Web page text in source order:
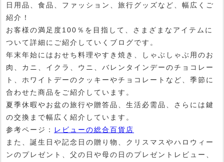
日用品、食品、ファッション、旅行グッズなど、幅広くご
紹介！
お客様の満足度100％を目指して、さまざまなアイテムに
ついて詳細にご紹介していくブログです。
年末年始にはおせち料理やすき焼き、しゃぶしゃぶ用のお
肉、カニ、イクラ、ウニ、バレンタインデーのチョコレー
ト、ホワイトデーのクッキーやチョコレートなど、季節に
合わせた商品をご紹介しています。
夏季休暇やお盆の旅行や贈答品、生活必需品、さらには鍵
の交換まで幅広く紹介しています。
参考ページ：
レビューの総合百貨店
また、誕生日や記念日の贈り物、クリスマスやハロウィー
ンのプレゼント、父の日や母の日のプレゼントレビュー、